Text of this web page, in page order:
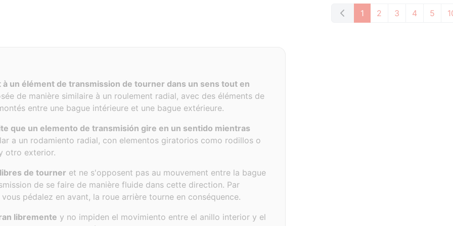
1 2 3 4 5
un élément de transmission de tourner dans un sens tout en
de manière similaire à un roulement radial, avec des éléments de
entre une bague intérieure et une bague extérieure.
que un elemento de transmisión gire en un sentido mientras
a un rodamiento radial, con elementos giratorios como rodillos o
otro exterior.
de tourner et ne s'opposent pas au mouvement entre la bague
de se faire de manière fluide dans cette direction. Par
pédalez en avant, la roue arrière tourne en conséquence.
libremente y no impiden el movimiento entre el anillo interior y el